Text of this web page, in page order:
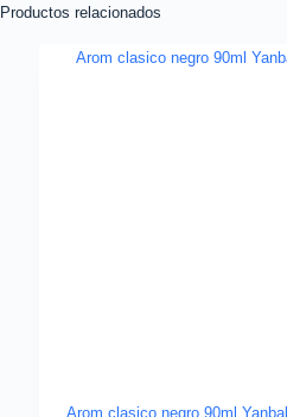
Productos relacionados
Arom clasico negro 90ml Yanbal